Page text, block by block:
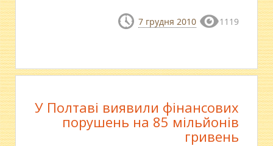
7 грудня 2010 1119
У Полтаві виявили фінансових
порушень на 85 мільйонів
гривень